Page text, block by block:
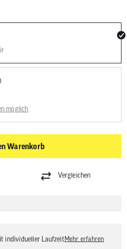
möglich
Warenkorb
Vergleichen
individueller Laufzeit Mehr erfahren